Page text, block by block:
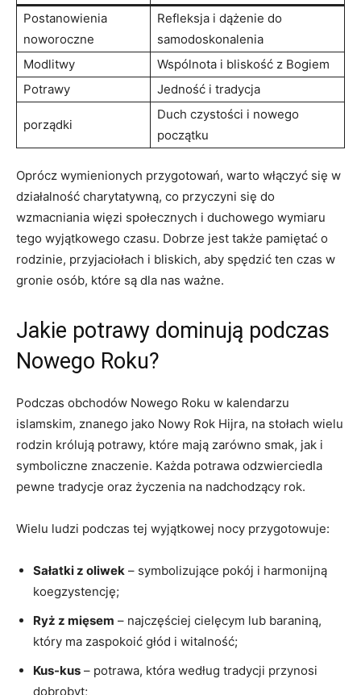
Postanowienia
noworoczne
Refleksja i dążenie do
samodoskonalenia
Modlitwy
Wspólnota i bliskość z Bogiem
Potrawy
Jedność i tradycja
porządki
Duch czystości i nowego
początku
Oprócz wymienionych przygotowań, warto włączyć się w
działalność charytatywną, co przyczyni się do
wzmacniania więzi społecznych i duchowego wymiaru
tego wyjątkowego czasu. Dobrze jest także pamiętać o
rodzinie, przyjaciołach i bliskich, aby spędzić ten czas w
gronie osób, które są dla nas ważne.
Jakie potrawy dominują podczas
Nowego Roku?
Podczas obchodów Nowego Roku w kalendarzu
islamskim, znanego jako Nowy Rok Hijra, na stołach wielu
rodzin królują potrawy, które mają zarówno smak, jak i
symboliczne znaczenie. Każda potrawa odzwierciedla
pewne tradycje oraz życzenia na nadchodzący rok.
Wielu ludzi podczas tej wyjątkowej nocy przygotowuje:
Sałatki z oliwek – symbolizujące pokój i harmonijną
koegzystencję;
Ryż z mięsem – najczęściej cielęcym lub baraniną,
który ma zaspokoić głód i witalność;
Kus-kus – potrawa, która według tradycji przynosi
dobrobyt;